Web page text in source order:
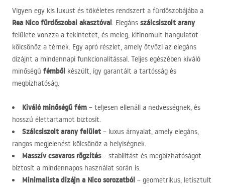
Vigyen egy kis luxust és tökéletes rendszert a fürdőszobájába a
Rea Nico fürdőszobai akasztóval. Elegáns szálcsiszolt arany
felülete vonzza a tekintetet, és meleg, kifinomult hangulatot
kölcsönöz a térnek. Egy apró részlet, amely ötvözi az elegáns
dizájnt a mindennapi funkcionalitással. Teljes egészében kiváló
minőségű fémből készült, így garantált a tartósság és
megbízhatóság.
Kiváló minőségű fém – teljesen ellenáll a nedvességnek, és
hosszú élettartamot biztosít.
Szálcsiszolt arany felület – luxus árnyalat, amely elegáns,
rangos megjelenést kölcsönöz a helyiségnek.
Masszív csavaros rögzítés– stabilitást és megbízhatóságot
biztosít a mindennapos használat során is.
Minimalista dizájn a Nico sorozatból – geometrikus, letisztult